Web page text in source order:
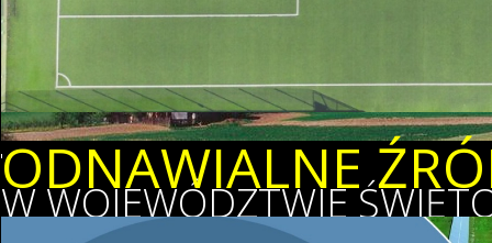
ODNAWIALNE
W WOJEWÓDZTWIE